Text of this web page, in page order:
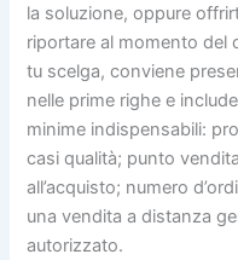
la soluzione, oppure
riportare al momento del
tu scelga, conviene
nelle prime righe e
minime indispensabili:
casi qualità; punto
all’acquisto; numero
una vendita a distanza
autorizzato.